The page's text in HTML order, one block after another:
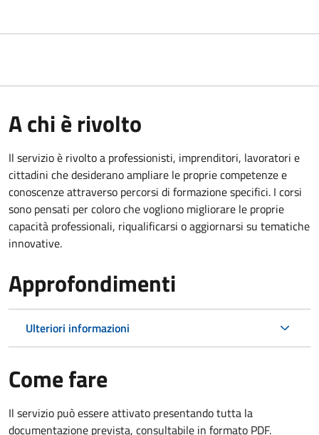
A chi è rivolto
Il servizio è rivolto a professionisti, imprenditori, lavoratori e
cittadini che desiderano ampliare le proprie competenze e
conoscenze attraverso percorsi di formazione specifici. I corsi
sono pensati per coloro che vogliono migliorare le proprie
capacità professionali, riqualificarsi o aggiornarsi su tematiche
innovative.
Approfondimenti
Ulteriori informazioni
Come fare
Il servizio può essere attivato presentando tutta la
documentazione prevista, consultabile in formato PDF.